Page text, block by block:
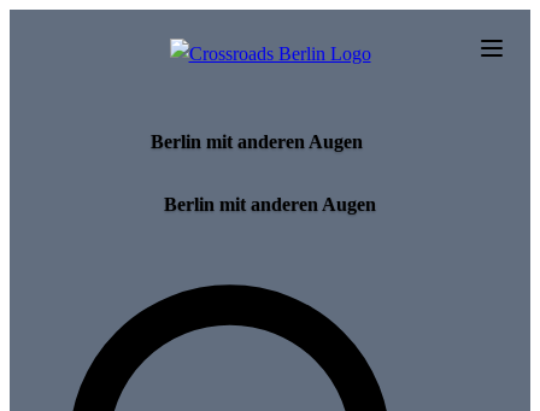
Berlin mit anderen Augen
Berlin mit anderen Augen